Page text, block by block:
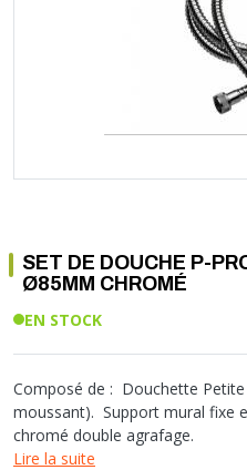
RACCORD PE
TUBE LAITON ET ECROU
TUYAU SOUPLE
ROBINET
FLEXIBLE
ETANCHÉITÉ
FIXATION ET SUPPORT
RÉDUCTEUR DE
COMPTEUR ET
FILTRATION
Soupape différentielle
TUBAGE CHEMINÉE
EQUIPEMENT INDUSTRIEL
COMMUNICATION
LAMPE ET TORCHE
PILES ET
BLOC DE SÉCURITÉ
SYSTÈMES DE SÉCURITÉ
VMC ET VENTILATION
TRAPPE CHATIÈRE ET
VOTRE SOLUTION
SET DE DOUCHE P-
Ø85MM CHROMÉ
EN STOCK
Composé de :  Douchette
moussant).  Support mural fixe
chromé double agrafage.
Lire la suite